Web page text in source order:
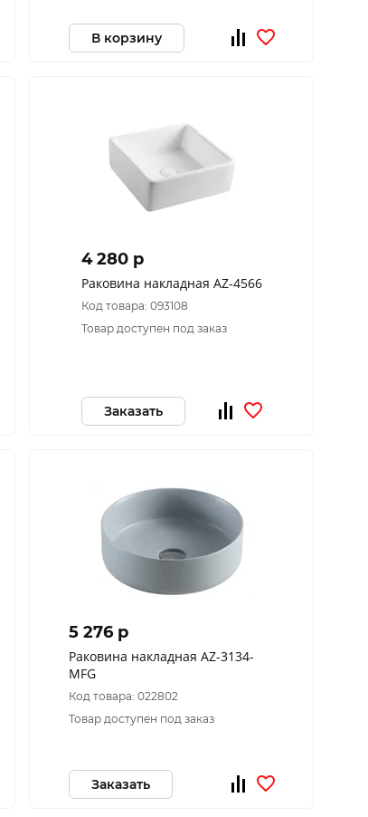
В корзину
4 280 p
Раковина накладная AZ-4566
Код товара: 093108
Товар доступен под заказ
Заказать
5 276 p
Раковина накладная AZ-3134-
MFG
Код товара: 022802
Товар доступен под заказ
Заказать